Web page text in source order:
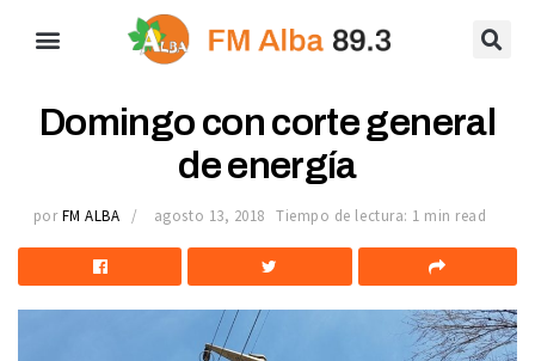
Domingo con corte general
de energía
por FM ALBA agosto 13, 2018 Tiempo de lectura: 1 min read